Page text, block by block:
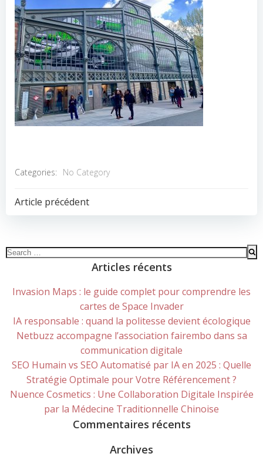
Categories: No Category
POST
Article précédent
Search
Articles récents
Invasion Maps : le guide complet pour comprendre les
cartes de Space Invader
IA responsable : quand la politesse devient écologique
Netbuzz accompagne l’association fairembo dans sa
communication digitale
SEO Humain vs SEO Automatisé par IA en 2025 : Quelle
Stratégie Optimale pour Votre Référencement ?
Nuence Cosmetics : Une Collaboration Digitale Inspirée
par la Médecine Traditionnelle Chinoise
Commentaires récents
Archives